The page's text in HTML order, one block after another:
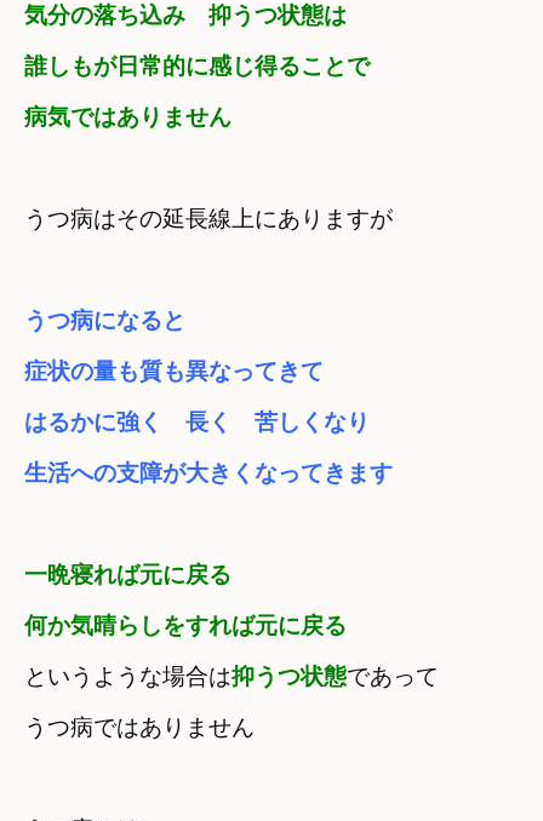
気分の落ち込み　抑うつ状態は
誰しもが日常的に感じ得ることで
病気ではありません
うつ病になると
症状の量も質も異なってきて
はるかに強く　長く　苦しくなり
生活への支障が大きくなってきます
一晩寝れば元に戻る
何か気晴らしをすれば元に戻る
というような場合は抑うつ状態であって
うつ病ではありません